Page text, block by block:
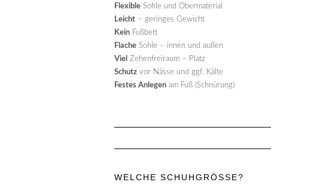
FlexibleSohle und Obermaterial
Leicht– geringes Gewicht
KeinFußbett
FlacheSohle – innen und außen
Viel Zehenfreiraum – Platz
Schutzvor Nässe und ggf. Kälte
Festes Anlegenam Fuß (Schnürung)
WELCHE SCHUHGRÖSSE?